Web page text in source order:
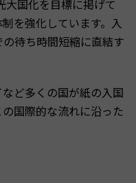
大国化を目標に掲げて
を強化しています。入
待ち時間短縮に直結す
ど多くの国が紙の入国
国際的な流れに沿った